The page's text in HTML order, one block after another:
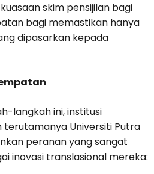
skim pensijilan bagi
bagi memastikan hanya
dipasarkan kepada
langkah ini, institusi
Universiti Putra
peranan yang sangat
inovasi translasional mereka: